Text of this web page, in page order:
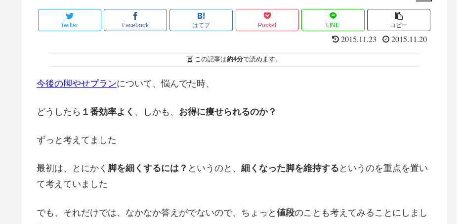
Twitter Facebook はてブ Pocket LINE コピー
2015.11.23 2015.11.20
この記事は約4分で読めます。
今後の脚やせプランについて、悩んでた時、
どうしたら １番効率よく 、しかも、 お得に痩せられるのか？
ずっと考えてました
最初は、とにかく 脚を細くするには？ というのと、 細くなった脚を維持する というのを重点を置い
て考えていました
でも、それだけでは、なかなか答えがでないので、ちょっと 値段のことも考えてみることにしまし